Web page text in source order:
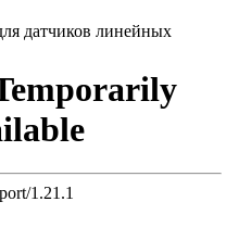
датчиков линейных